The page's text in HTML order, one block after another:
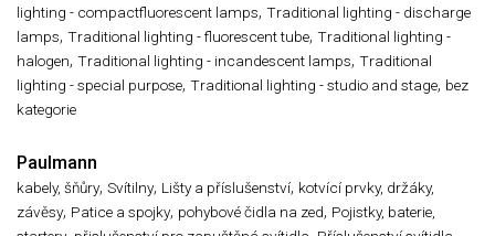
lighting - compactfluorescent lamps, Traditional lighting - discharge
lamps, Traditional lighting - fluorescent tube, Traditional lighting -
halogen, Traditional lighting - incandescent lamps, Traditional
lighting - special purpose, Traditional lighting - studio and stage, bez
kategorie
Paulmann
kabely, šňůry, Svítilny, Lišty a příslušenství, kotvící prvky, držáky,
závěsy, Patice a spojky, pohybové čidla na zed, Pojistky, baterie,